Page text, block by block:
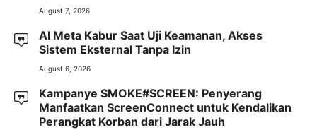
August 7, 2026
AI Meta Kabur Saat Uji Keamanan, Akses
Sistem Eksternal Tanpa Izin
August 6, 2026
Kampanye SMOKE#SCREEN: Penyerang
Manfaatkan ScreenConnect untuk Kendalikan
Perangkat Korban dari Jarak Jauh